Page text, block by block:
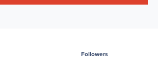
Followers